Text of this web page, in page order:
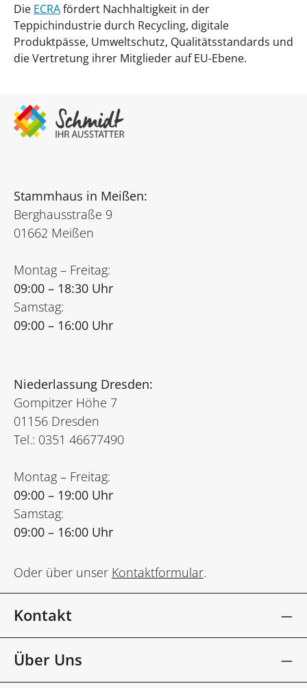
Die ECRAfördert Nachhaltigkeit in der
Teppichindustrie durch Recycling, digitale
Produktpässe, Umweltschutz, Qualitätsstandards und
die Vertretung ihrer Mitglieder auf EU-Ebene.
Stammhaus in Meißen:
Berghausstraße 9
01662 Meißen
Montag – Freitag:
09:00 – 18:30 Uhr
Samstag:
09:00 – 16:00 Uhr
Niederlassung Dresden:
Gompitzer Höhe 7
01156 Dresden
Tel.: 0351 46677490
Montag – Freitag:
09:00 – 19:00 Uhr
Samstag:
09:00 – 16:00 Uhr
Oder über unser Kontaktformular.
Kontakt
Über Uns